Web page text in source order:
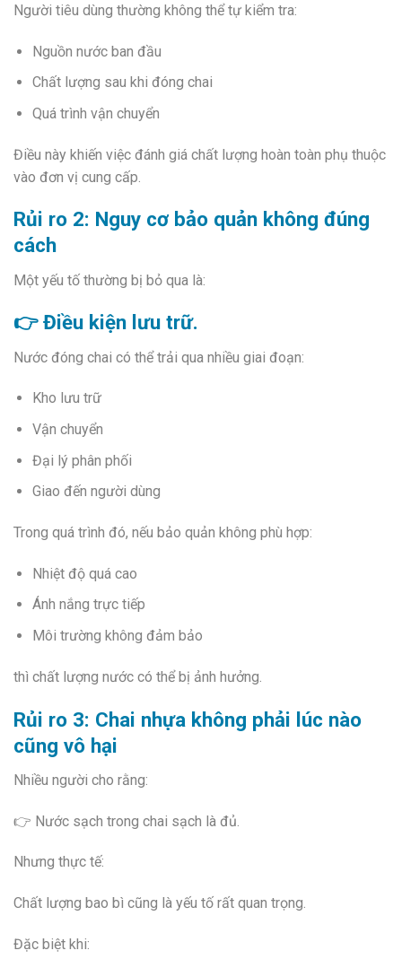
Người tiêu dùng thường không thể tự kiểm tra:
Nguồn nước ban đầu
Chất lượng sau khi đóng chai
Quá trình vận chuyển
Điều này khiến việc đánh giá chất lượng hoàn toàn phụ thuộc
vào đơn vị cung cấp.
Rủi ro 2: Nguy cơ bảo quản không đúng
cách
Một yếu tố thường bị bỏ qua là:
👉 Điều kiện lưu trữ.
Nước đóng chai có thể trải qua nhiều giai đoạn:
Kho lưu trữ
Vận chuyển
Đại lý phân phối
Giao đến người dùng
Trong quá trình đó, nếu bảo quản không phù hợp:
Nhiệt độ quá cao
Ánh nắng trực tiếp
Môi trường không đảm bảo
thì chất lượng nước có thể bị ảnh hưởng.
Rủi ro 3: Chai nhựa không phải lúc nào
cũng vô hại
Nhiều người cho rằng:
👉 Nước sạch trong chai sạch là đủ.
Nhưng thực tế:
Chất lượng bao bì cũng là yếu tố rất quan trọng.
Đặc biệt khi: